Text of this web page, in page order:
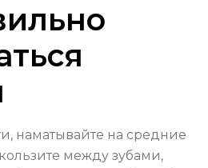
наматывайте на средние
между зубами,